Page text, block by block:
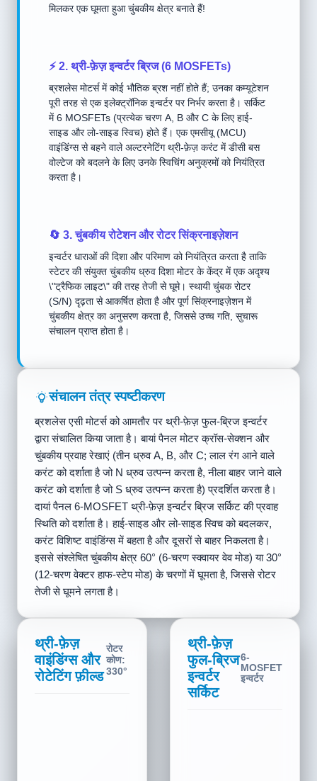
मिलकर एक घूमता हुआ चुंबकीय क्षेत्र बनाते हैं!
⚡ 2. थ्री-फ़ेज़ इन्वर्टर ब्रिज (6 MOSFETs)
ब्रशलेस मोटर्स में कोई भौतिक ब्रश नहीं होते हैं; उनका कम्यूटेशन
पूरी तरह से एक इलेक्ट्रॉनिक इन्वर्टर पर निर्भर करता है। सर्किट
में 6 MOSFETs (प्रत्येक चरण A, B और C के लिए हाई-
साइड और लो-साइड स्विच) होते हैं। एक एमसीयू (MCU)
वाइंडिंग्स से बहने वाले अल्टरनेटिंग थ्री-फ़ेज़ करंट में डीसी बस
वोल्टेज को बदलने के लिए उनके स्विचिंग अनुक्रमों को नियंत्रित
करता है।
🔄 3. चुंबकीय रोटेशन और रोटर सिंक्रनाइज़ेशन
इन्वर्टर धाराओं की दिशा और परिमाण को नियंत्रित करता है ताकि
स्टेटर की संयुक्त चुंबकीय ध्रुव दिशा मोटर के केंद्र में एक अदृश्य
\"ट्रैफिक लाइट\" की तरह तेजी से घूमे। स्थायी चुंबक रोटर
(S/N) दृढ़ता से आकर्षित होता है और पूर्ण सिंक्रनाइज़ेशन में
चुंबकीय क्षेत्र का अनुसरण करता है, जिससे उच्च गति, सुचारू
संचालन प्राप्त होता है।
संचालन तंत्र स्पष्टीकरण
ब्रशलेस एसी मोटर्स को आमतौर पर थ्री-फ़ेज़ फुल-ब्रिज इन्वर्टर
द्वारा संचालित किया जाता है। बायां पैनल मोटर क्रॉस-सेक्शन और
चुंबकीय प्रवाह रेखाएं (तीन ध्रुव A, B, और C; लाल रंग आने वाले
करंट को दर्शाता है जो N ध्रुव उत्पन्न करता है, नीला बाहर जाने वाले
करंट को दर्शाता है जो S ध्रुव उत्पन्न करता है) प्रदर्शित करता है।
दायां पैनल 6-MOSFET थ्री-फ़ेज़ इन्वर्टर ब्रिज सर्किट की प्रवाह
स्थिति को दर्शाता है। हाई-साइड और लो-साइड स्विच को बदलकर,
करंट विशिष्ट वाइंडिंग्स में बहता है और दूसरों से बाहर निकलता है।
इससे संश्लेषित चुंबकीय क्षेत्र 60° (6-चरण स्क्वायर वेव मोड) या 30°
(12-चरण वेक्टर हाफ-स्टेप मोड) के चरणों में घूमता है, जिससे रोटर
तेजी से घूमने लगता है।
थ्री-फ़ेज़
वाइंडिंग्स और
रोटेटिंग फ़ील्ड
रोटर
कोण:
30°
थ्री-फ़ेज़
फुल-ब्रिज
इन्वर्टर
सर्किट
6-
MOSFET
इन्वर्टर